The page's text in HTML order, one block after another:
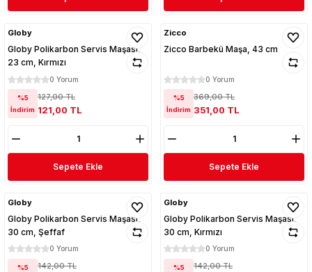
Globy
Globy Polikarbon Servis Maşası,
23 cm, Kırmızı
0 Yorum
%5
İndirim
127,00 TL
121,00 TL
Sepete Ekle
Zicco
Zicco Barbekü Maşa, 43 cm
0 Yorum
%5
İndirim
369,00 TL
351,00 TL
Sepete Ekle
Globy
Globy Polikarbon Servis Maşası,
30 cm, Şeffaf
0 Yorum
%5
142,00 TL
Globy
Globy Polikarbon Servis Maşası,
30 cm, Kırmızı
0 Yorum
%5
142,00 TL